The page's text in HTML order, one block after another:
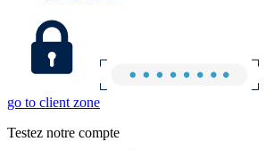
go to client zone
Testez notre compte